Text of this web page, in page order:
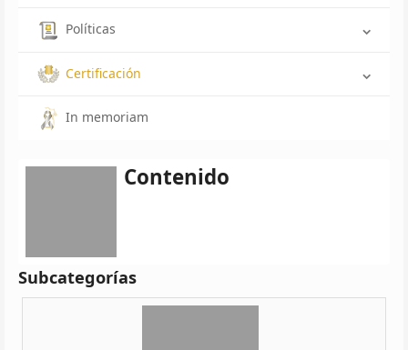
Políticas
Certificación
In memoriam
Contenido
Subcategorías